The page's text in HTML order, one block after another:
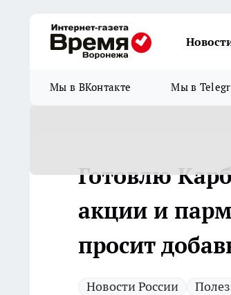
Мы в ВКонтакте Мы в
Готовлю
акции и
просит
Новости России